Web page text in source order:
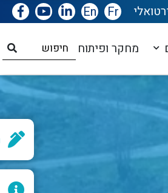
Fr
En
מחקר ופיתוח